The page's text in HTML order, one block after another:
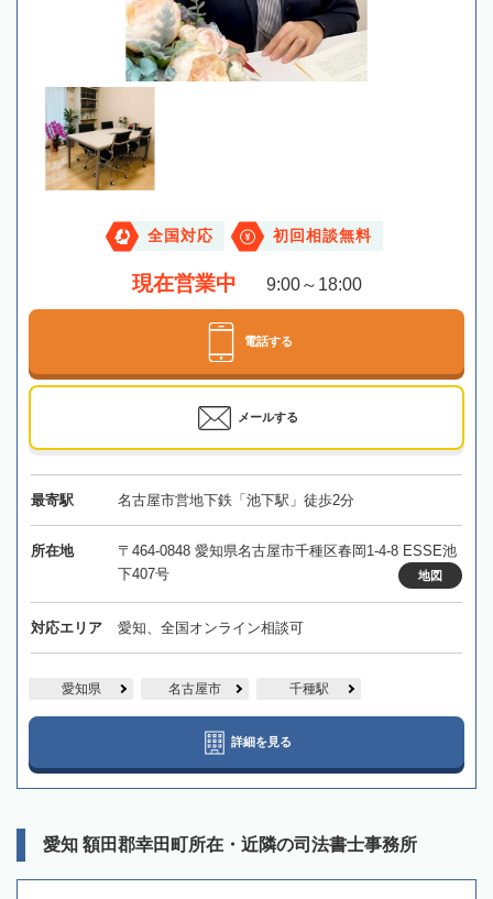
全国対応 初回相談無料
現在営業中 9:00～18:00
電話する
メールする
最寄駅 名古屋市営地下鉄「池下駅」徒歩2分
所在地
〒464-0848 愛知県名古屋市千種区春岡1-4-8 ESSE池
下407号
地図
対応エリア 愛知、全国オンライン相談可
愛知県 名古屋市 千種駅
詳細を見る
愛知 額田郡幸田町所在・近隣の司法書士事務所